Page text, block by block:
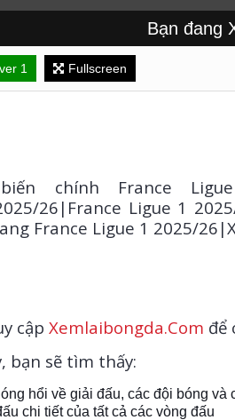
Bạn đang
1 Fullscreen
chính France
26|France Ligue 1
France Ligue 1 2025/
cập Xemlaibongda.Com để
bạn sẽ tìm thấy:
hổi về giải đấu, các đội bóng và
chi tiết của tất cả các vòng đấu